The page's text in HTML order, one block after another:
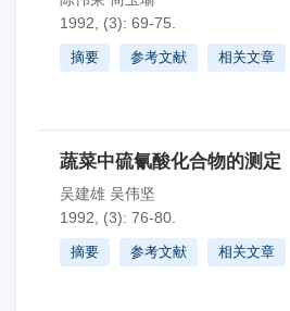
1992, (3): 69-75.
摘要 参考文献 相关文章
蔬菜中硫氰酸化合物的测定
吴建雄 吴伟坚
1992, (3): 76-80.
摘要 参考文献 相关文章